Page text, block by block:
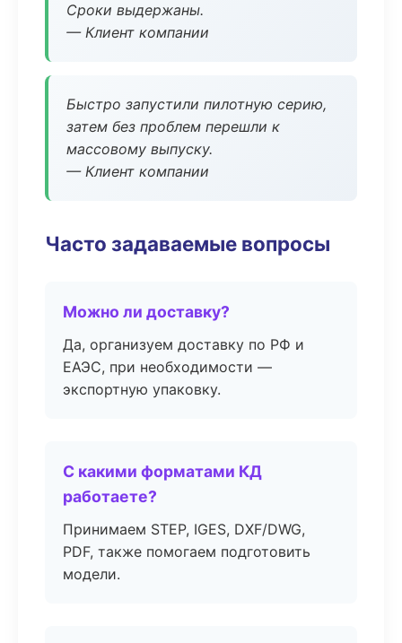
Сроки выдержаны.
— Клиент компании
Быстро запустили пилотную серию,
затем без проблем перешли к
массовому выпуску.
— Клиент компании
Часто задаваемые вопросы
Можно ли доставку?
Да, организуем доставку по РФ и
ЕАЭС, при необходимости —
экспортную упаковку.
С какими форматами КД
работаете?
Принимаем STEP, IGES, DXF/DWG,
PDF, также помогаем подготовить
модели.